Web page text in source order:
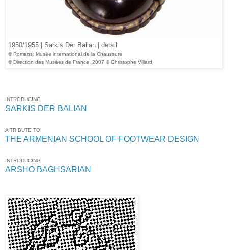
1950/1955 | Sarkis Der Balian | detail
© Romans; Musée international de la Chaussure
© Direction des Musées de France, 2007 © Christophe Villard
INTRODUCING
SARKIS DER BALIAN
A TRIBUTE TO
THE ARMENIAN SCHOOL OF FOOTWEAR DESIGN
INTRODUCING
ARSHO BAGHSARIAN